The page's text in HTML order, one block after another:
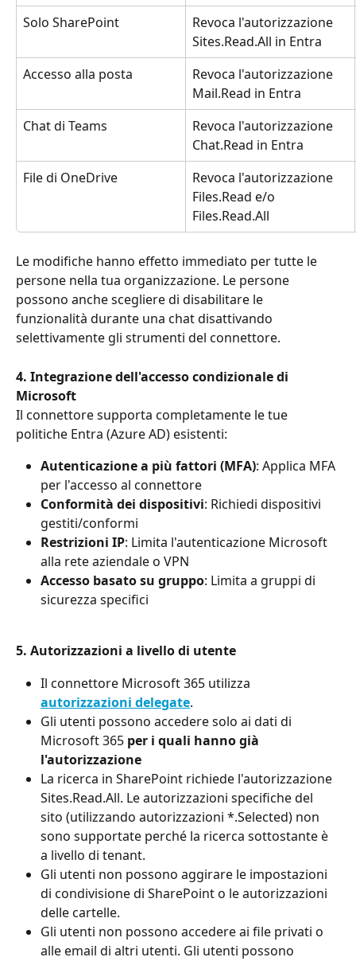
Solo SharePoint
Revoca l'autorizzazione
Sites.Read.All in Entra
Accesso alla posta
Revoca l'autorizzazione
Mail.Read in Entra
Chat di Teams
Revoca l'autorizzazione
Chat.Read in Entra
File di OneDrive
Revoca l'autorizzazione
Files.Read e/o
Files.Read.All
Le modifiche hanno effetto immediato per tutte le
persone nella tua organizzazione. Le persone
possono anche scegliere di disabilitare le
funzionalità durante una chat disattivando
selettivamente gli strumenti del connettore.
4. Integrazione dell'accesso condizionale di
Microsoft
Il connettore supporta completamente le tue
politiche Entra (Azure AD) esistenti:
Autenticazione a più fattori (MFA): Applica MFA
per l'accesso al connettore
Conformità dei dispositivi: Richiedi dispositivi
gestiti/conformi
Restrizioni IP: Limita l'autenticazione Microsoft
alla rete aziendale o VPN
Accesso basato su gruppo: Limita a gruppi di
sicurezza specifici
5. Autorizzazioni a livello di utente
Il connettore Microsoft 365 utilizza
autorizzazioni delegate.
Gli utenti possono accedere solo ai dati di
Microsoft 365 per i quali hanno già
l'autorizzazione
La ricerca in SharePoint richiede l'autorizzazione
Sites.Read.All. Le autorizzazioni specifiche del
sito (utilizzando autorizzazioni *.Selected) non
sono supportate perché la ricerca sottostante è
a livello di tenant.
Gli utenti non possono aggirare le impostazioni
di condivisione di SharePoint o le autorizzazioni
delle cartelle.
Gli utenti non possono accedere ai file privati o
alle email di altri utenti. Gli utenti possono